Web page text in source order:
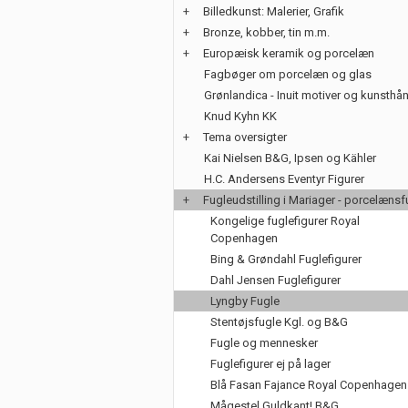
+
Billedkunst: Malerier, Grafik
+
Bronze, kobber, tin m.m.
+
Europæisk keramik og porcelæn
Fagbøger om porcelæn og glas
Grønlandica - Inuit motiver og
Knud Kyhn KK
+
Tema oversigter
Kai Nielsen B&G, Ipsen og Kähler
H.C. Andersens Eventyr Figurer
+
Fugleudstilling i Mariager -
Kongelige fuglefigurer Royal
Copenhagen
Bing & Grøndahl Fuglefigurer
Dahl Jensen Fuglefigurer
Lyngby Fugle
Stentøjsfugle Kgl. og B&G
Fugle og mennesker
Fuglefigurer ej på lager
Blå Fasan Fajance Royal Copenhagen